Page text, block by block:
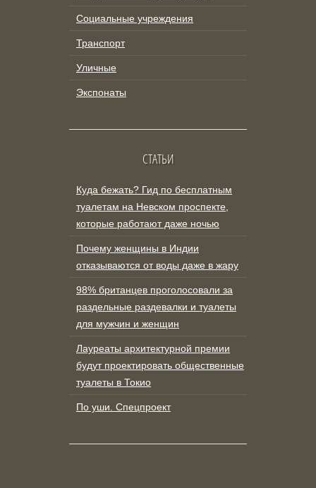
Социальные учреждения
Транспорт
Уличные
Экспонаты
СТАТЬИ
Куда бежать? Гид по бесплатным
туалетам на Невском проспекте,
которые работают даже ночью
Почему женщины в Индии
отказываются от воды даже в жару
98% британцев проголосовали за
раздельные раздевалки и туалеты
для мужчин и женщин
Лауреаты архитектурной премии
будут проектировать общественные
туалеты в Токио
По уши. Спецпроект